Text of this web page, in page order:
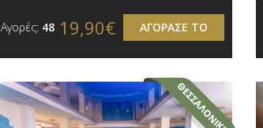
Αγορές: 48 ΑΓΟΡΑΣΕ ΤΟ
19,90€